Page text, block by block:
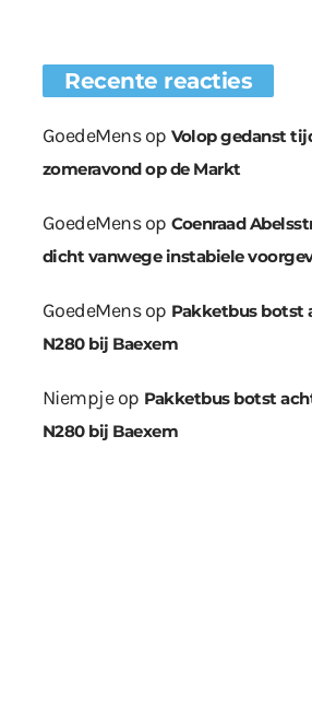
Recente reacties
GoedeMensop Volop gedanst
zomeravond op de Markt
GoedeMensop Coenraad
dicht vanwege instabiele
GoedeMensop Pakketbus botst
N280 bij Baexem
Niempjeop Pakketbus botst
N280 bij Baexem